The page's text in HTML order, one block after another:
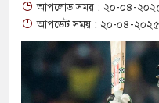
আপলোড সময় : ২০-০৪-
আপডেট সময় : ২০-০৪-